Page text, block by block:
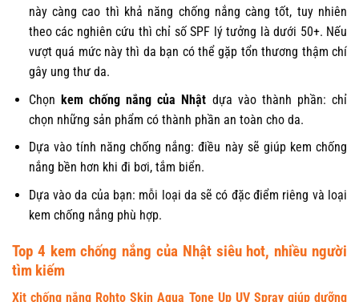
này càng cao thì khả năng chống nắng càng tốt, tuy nhiên
theo các nghiên cứu thì chỉ số SPF lý tưởng là dưới 50+. Nếu
vượt quá mức này thì da bạn có thể gặp tổn thương thậm chí
gây ung thư da.
Chọn kem chống nắng của Nhật dựa vào thành phần: chỉ
chọn những sản phẩm có thành phần an toàn cho da.
Dựa vào tính năng chống nắng: điều này sẽ giúp kem chống
nắng bền hơn khi đi bơi, tắm biển.
Dựa vào da của bạn: mỗi loại da sẽ có đặc điểm riêng và loại
kem chống nắng phù hợp.
Top 4 kem chống nắng của Nhật siêu hot, nhiều người
tìm kiếm
Xịt chống nắng Rohto Skin Aqua Tone Up UV Spray giúp dưỡng